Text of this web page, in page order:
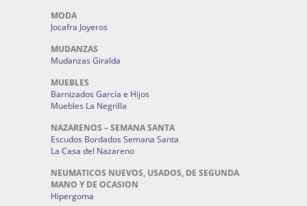
MODA
Jocafra Joyeros
MUDANZAS
Mudanzas Giralda
MUEBLES
Barnizados García e Hijos
Muebles La Negrilla
NAZARENOS – SEMANA SANTA
Escudos Bordados Semana Santa
La Casa del Nazareno
NEUMATICOS NUEVOS, USADOS, DE SEGUNDA
MANO Y DE OCASION
Hipergoma